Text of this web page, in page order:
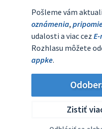
Pošleme vám
oznámenia,
udalosti a viac cez
Rozhlasu môžete
appke.
Zistiť